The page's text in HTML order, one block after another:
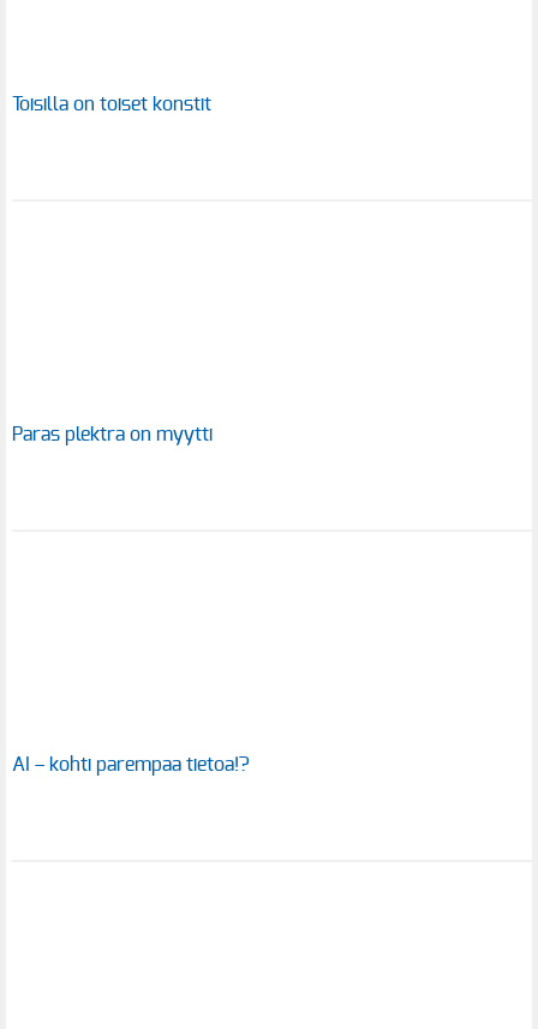
Toisilla on toiset konstit
Paras plektra on myytti
AI – kohti parempaa tietoa!?